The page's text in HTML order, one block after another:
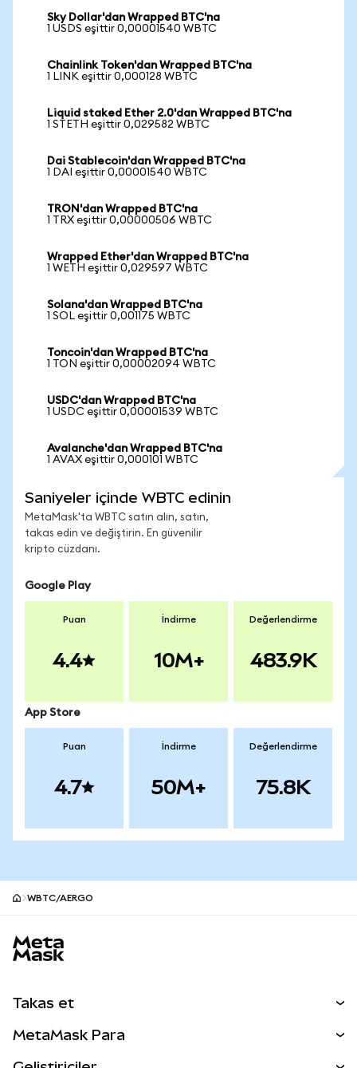
Sky Dollar'dan Wrapped BTC'na
1 USDS eşittir 0,00001540 WBTC
Chainlink Token'dan Wrapped BTC'na
1 LINK eşittir 0,000128 WBTC
Liquid staked Ether 2.0'dan Wrapped BTC'na
1 STETH eşittir 0,029582 WBTC
Dai Stablecoin'dan Wrapped BTC'na
1 DAI eşittir 0,00001540 WBTC
TRON'dan Wrapped BTC'na
1 TRX eşittir 0,00000506 WBTC
Wrapped Ether'dan Wrapped BTC'na
1 WETH eşittir 0,029597 WBTC
Solana'dan Wrapped BTC'na
1 SOL eşittir 0,001175 WBTC
Toncoin'dan Wrapped BTC'na
1 TON eşittir 0,00002094 WBTC
USDC'dan Wrapped BTC'na
1 USDC eşittir 0,00001539 WBTC
Avalanche'dan Wrapped BTC'na
1 AVAX eşittir 0,000101 WBTC
Saniyeler içinde WBTC edinin
MetaMask'ta WBTC satın alın, satın,
takas edin ve değiştirin. En güvenilir
kripto cüzdanı.
Google Play
Puan
4.4
İndirme
10M+
Değerlendirme
483.9K
App Store
Puan
4.7
İndirme
50M+
Değerlendirme
75.8K
WBTC/AERGO
Takas et
MetaMask Para